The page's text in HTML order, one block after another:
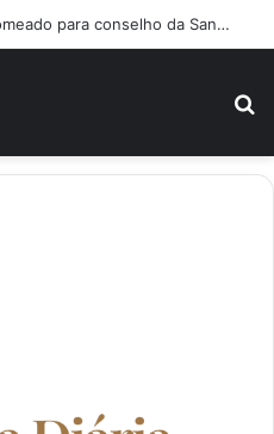
Dom Leomar Brustolin é nomeado para conselho da Santa Sé dedicado à catequese